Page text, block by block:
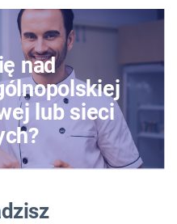
nad
lub sieci